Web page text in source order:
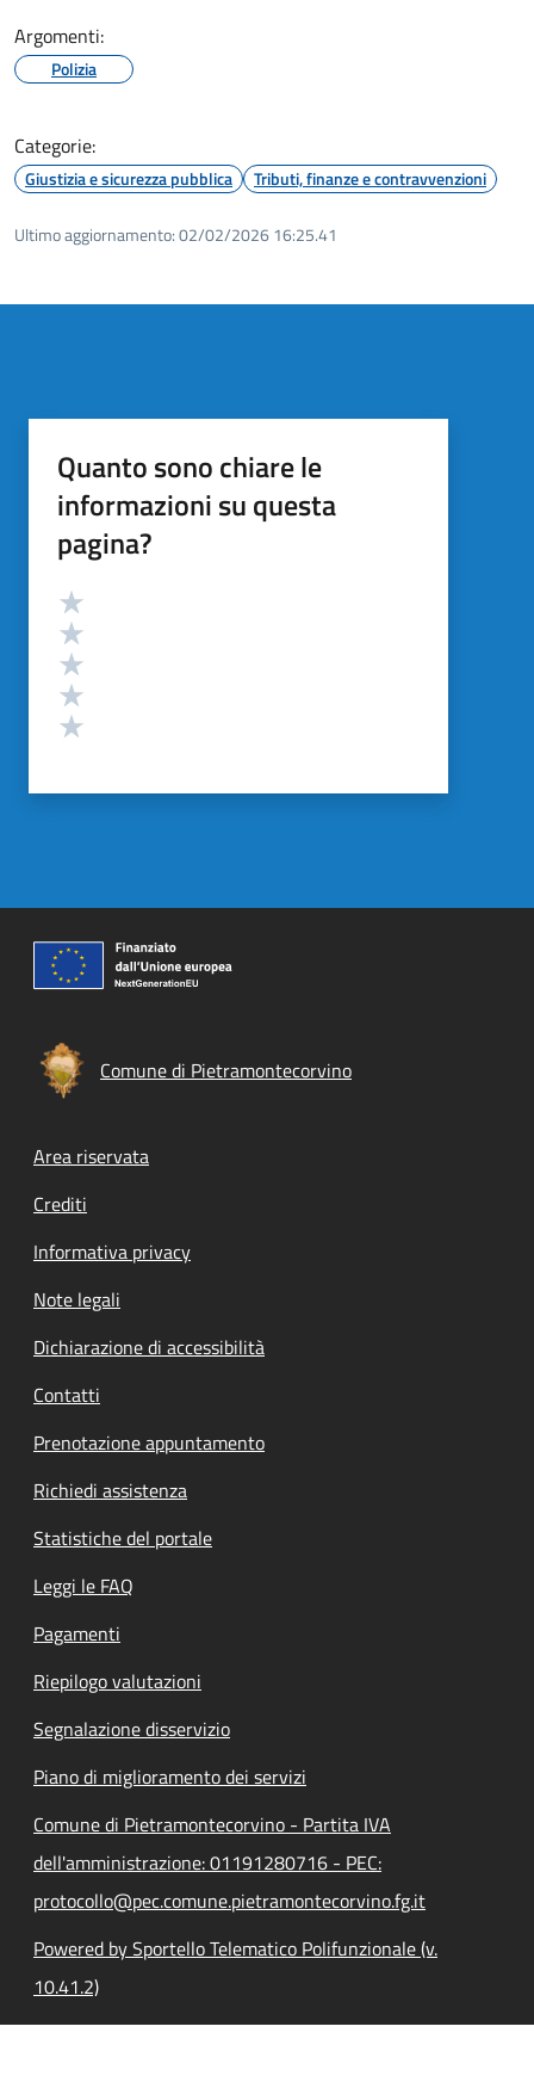
Argomenti:
Polizia
Categorie:
Giustizia e sicurezza pubblica Tributi, finanze e contravvenzioni
Ultimo aggiornamento:02/02/2026 16:25.41
Quanto sono chiare le
informazioni su questa
pagina?
Valutazione
Comune di Pietramontecorvino
Footer menu
Area riservata
Crediti
Informativa privacy
Note legali
Dichiarazione di accessibilità
Contatti
Prenotazione appuntamento
Richiedi assistenza
Statistiche del portale
Leggi le FAQ
Pagamenti
Riepilogo valutazioni
Segnalazione disservizio
Piano di miglioramento dei servizi
Comune di Pietramontecorvino - Partita IVA
dell'amministrazione: 01191280716 - PEC:
protocollo@pec.comune.pietramontecorvino.fg.it
Powered by Sportello Telematico Polifunzionale (v.
10.41.2)